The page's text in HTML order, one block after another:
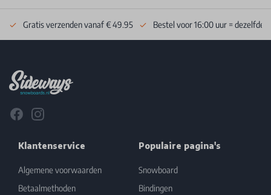
Gratis verzenden vanaf € 49.95 Bestel voor 16:00 uur = dezelfde
FacebookInstagram
Klantenservice
Algemene voorwaarden
Betaalmethoden
Populaire pagina's
Snowboard
Bindingen